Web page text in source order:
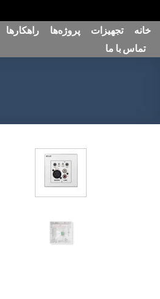
پرش
محتوا
خانه تجهیزات پروژه‌ها راهکارها
تماس با ما